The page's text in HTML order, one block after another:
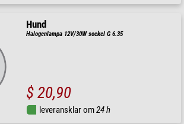
Hund
Halogenlampa 12V/30W sockel G 6.35
$ 20,90
leveransklar om24 h